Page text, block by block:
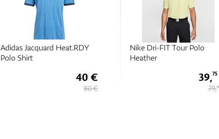
Nike Dri-FIT Tour Polo
Heather
39,75 €
79,50€
Adidas Go-To Printed Mesh
Polo Shirt
39,50